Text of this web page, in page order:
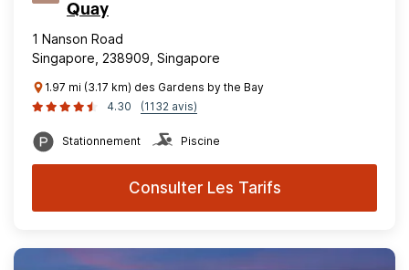
Quay
1 Nanson Road
Singapore, 238909, Singapore
1.97 mi (3.17 km) des Gardens by the Bay
4.30
(1132 avis)
Stationnement Piscine
Consulter Les Tarifs